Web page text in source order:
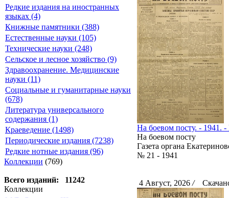
Редкие издания на иностранных
языках (4)
Книжные памятники (388)
Естественные науки (105)
Технические науки (248)
Сельское и лесное хозяйство (9)
Здравоохранение. Медицинские
науки (11)
Социальные и гуманитарные науки
(678)
Литература универсального
содержания (1)
Краеведение (1498)
Периодические издания (7238)
Редкие нотные издания (96)
Коллекции (769)
Всего изданий: 11242
Коллекции
На боевом посту. - 1941.
На боевом посту
Газета органа
№ 21 - 1941
4 Август, 2026 /